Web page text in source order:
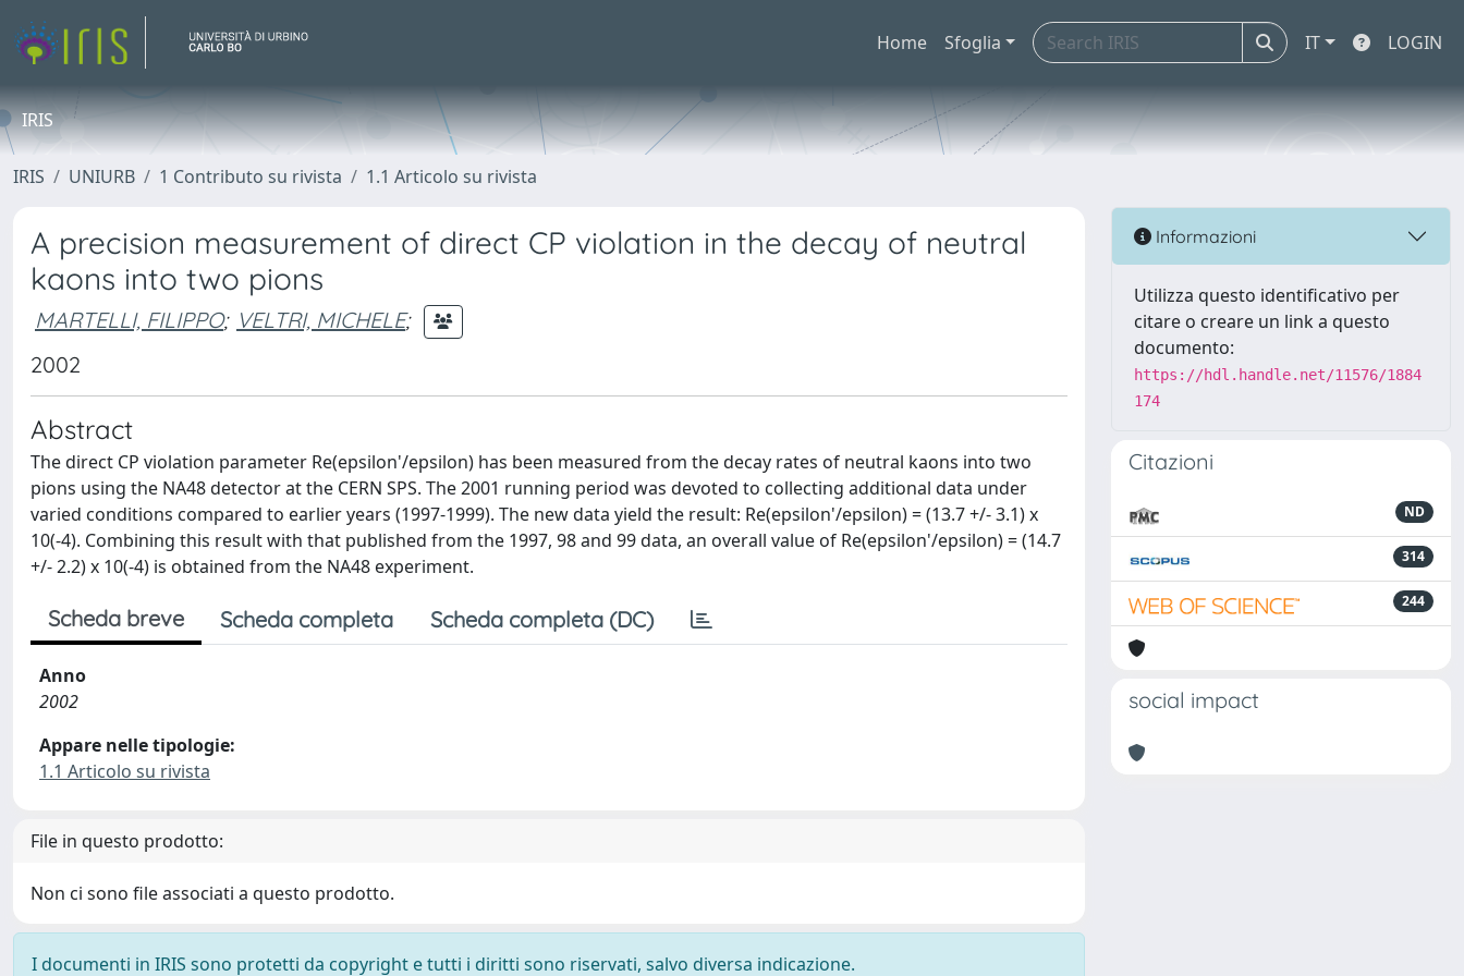
Home Sfoglia IT LOGIN
IRIS
IRIS UNIURB 1 Contributo su rivista 1.1 Articolo su rivista
A precision measurement of direct CP violation in the decay of neutral
kaons into two pions
MARTELLI, FILIPPO; VELTRI, MICHELE;
2002
Abstract
The direct CP violation parameter Re(epsilon'/epsilon) has been measured from the decay rates of neutral kaons into two
pions using the NA48 detector at the CERN SPS. The 2001 running period was devoted to collecting additional data under
varied conditions compared to earlier years (1997-1999). The new data yield the result: Re(epsilon'/epsilon) = (13.7 +/- 3.1) x
10(-4). Combining this result with that published from the 1997, 98 and 99 data, an overall value of Re(epsilon'/epsilon) = (14.7
+/- 2.2) x 10(-4) is obtained from the NA48 experiment.
Scheda breve Scheda completa Scheda completa (DC)
Anno
2002
Appare nelle tipologie:
1.1 Articolo su rivista
File in questo prodotto:
Non ci sono file associati a questo prodotto.
I documenti in IRIS sono protetti da copyright e tutti i diritti sono riservati, salvo diversa indicazione.
Informazioni
Utilizza questo identificativo per
citare o creare un link a questo
documento:
https://hdl.handle.net/11576/1884
174
Citazioni
ND
314
244
social impact